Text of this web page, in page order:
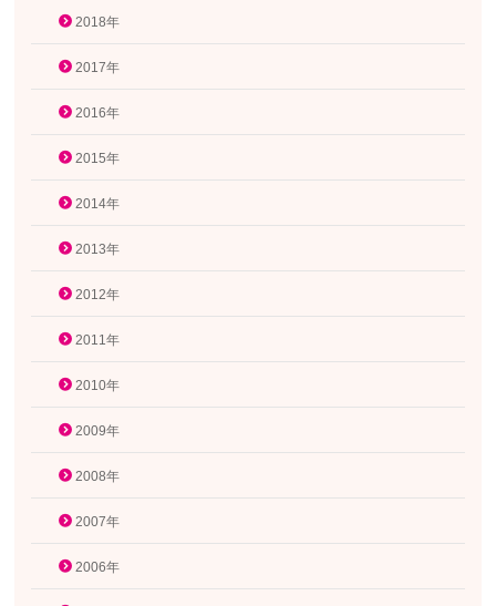
2018年
2017年
2016年
2015年
2014年
2013年
2012年
2011年
2010年
2009年
2008年
2007年
2006年